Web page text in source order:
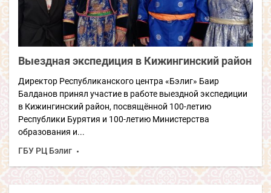
Выездная экспедиция в Кижингинский район
Директор Республиканского центра «Бэлиг» Баир
Балданов принял участие в работе выездной экспедиции
в Кижингинский район, посвящённой 100-летию
Республики Бурятия и 100-летию Министерства
образования и...
ГБУ РЦ Бэлиг